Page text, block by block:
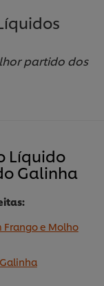
partido dos
Líquido
Galinha
Frango e Molho